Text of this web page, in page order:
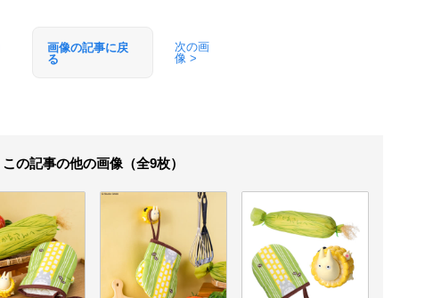
画像の記事に戻
る
次の画
像 >
この記事の他の画像（全9枚）